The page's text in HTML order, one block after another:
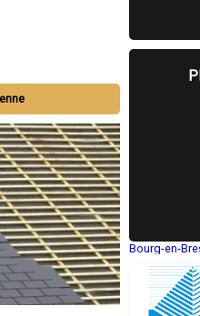
Bourg-en-
Montluçon
Manosque
Gap